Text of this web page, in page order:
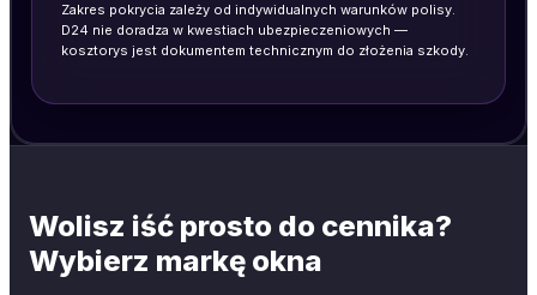
Zakres pokrycia zależy od indywidualnych warunków polisy.
D24 nie doradza w kwestiach ubezpieczeniowych —
kosztorys jest dokumentem technicznym do złożenia szkody.
Wolisz iść prosto do cennika?
Wybierz markę okna